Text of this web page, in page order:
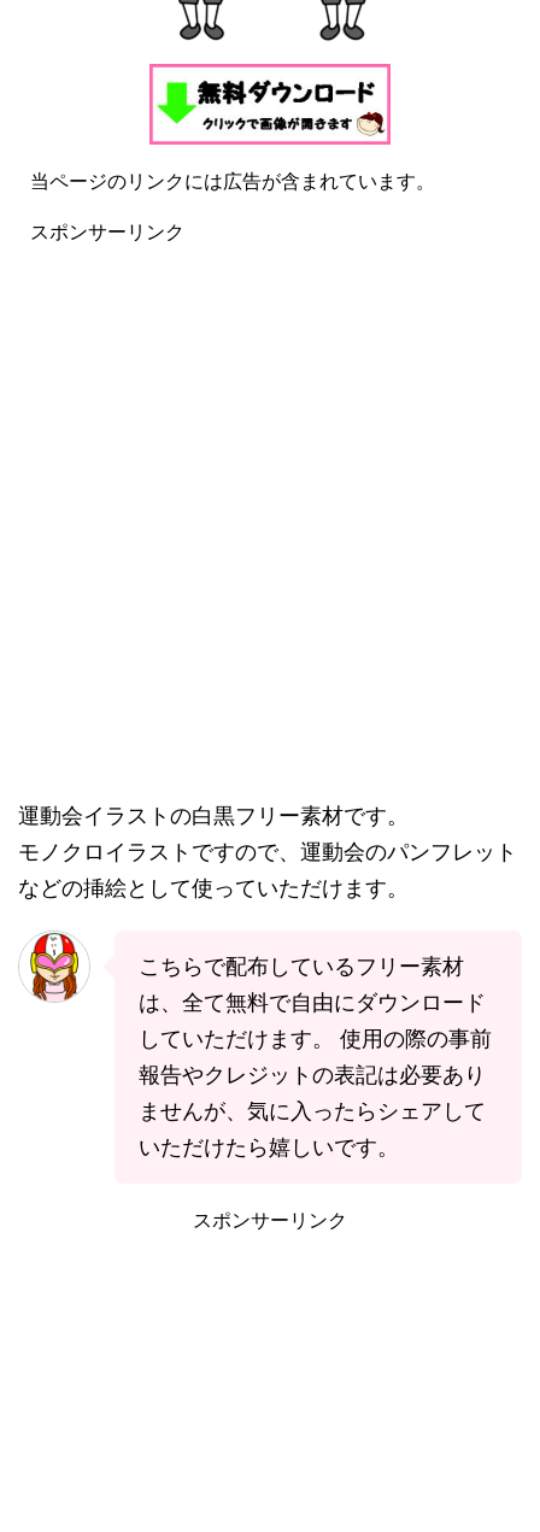
当ページのリンクには広告が含まれています。
スポンサーリンク
運動会イラストの白黒フリー素材です。
モノクロイラストですので、運動会のパンフレット
などの挿絵として使っていただけます。
こちらで配布しているフリー素材
は、全て無料で自由にダウンロード
していただけます。 使用の際の事前
報告やクレジットの表記は必要あり
ませんが、気に入ったらシェアして
いただけたら嬉しいです。
スポンサーリンク